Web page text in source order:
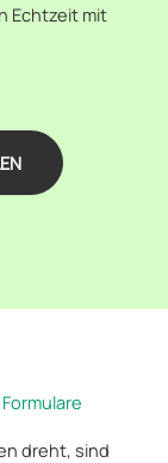
Echtzeit mit
dreht, sind